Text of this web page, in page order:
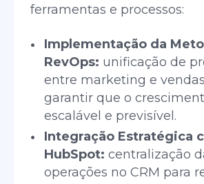
ferramentas e processos:
Implementação da
RevOps: unificação de
entre marketing e
garantir que o
escalável e previsível.
Integração Estratégica
HubSpot: centralização
operações no CRM para